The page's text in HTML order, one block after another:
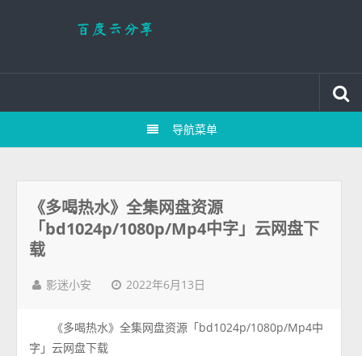
导航菜单
《多喝热水》全集网盘资源
「bd1024p/1080p/Mp4中字」云网盘下
载
影迷小安 2022年6月13日
《多喝热水》全集网盘资源「bd1024p/1080p/Mp4中
字」云网盘下载